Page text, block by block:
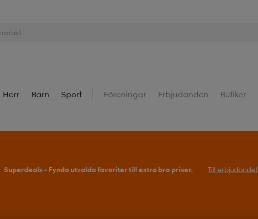
Herr Barn Sport Föreningar Erbjudanden Butiker
Superdeals – Fynda utvalda favoriter till extra bra priser. Till erbjudandet